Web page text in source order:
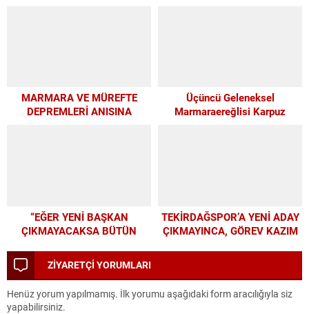
MARMARA VE MÜREFTE
DEPREMLERİ ANISINA
Üçüncü Geleneksel
Marmaraereğlisi Karpuz
“EĞER YENİ BAŞKAN
ÇIKMAYACAKSA BÜTÜN
HARCAYALIM”
TEKİRDAĞSPOR’A YENİ ADAY
ÇIKMAYINCA, GÖREV KAZIM
ZİYARETÇİ YORUMLARI
Henüz yorum yapılmamış. İlk yorumu aşağıdaki form aracılığıyla siz
yapabilirsiniz.